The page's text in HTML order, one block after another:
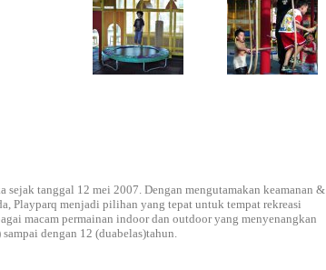
sejak tanggal 12 mei 2007. Dengan mengutamakan keamanan &
Playparq menjadi pilihan yang tepat untuk tempat rekreasi
macam permainan indoor dan outdoor yang menyenangkan
dengan 12 (duabelas)tahun.